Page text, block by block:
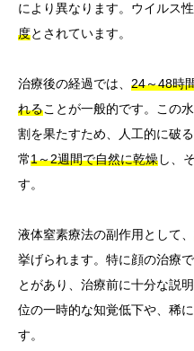
により異なります。ウイルス
度とされています。
治療後の経過では、 24～48時
れることが一般的です。この
割を果たすため、人工的に破
常1～2週間で自然に乾燥し、
す。
液体窒素療法の副作用として、
挙げられます。特に顔の治療
とがあり、治療前に十分な説
位の一時的な知覚低下や、稀
す。